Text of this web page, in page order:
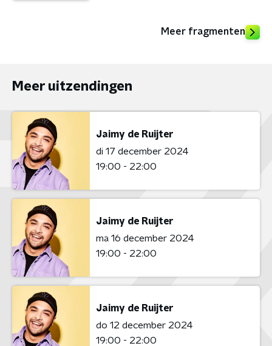
Meer fragmenten
Meer uitzendingen
Jaimy de Ruijter
di 17 december 2024
19:00 - 22:00
Jaimy de Ruijter
ma 16 december 2024
19:00 - 22:00
Jaimy de Ruijter
do 12 december 2024
19:00 - 22:00